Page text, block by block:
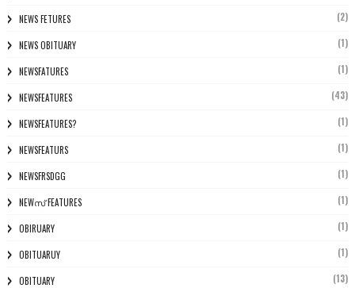
NEWS FETURES (2)
NEWS OBITUARY (1)
NEWSFATURES (1)
NEWSFEATURES (43)
NEWSFEATURES? (1)
NEWSFEATURS (1)
NEWSFRSDGG (1)
NEWസ് FEATURES (1)
OBIRUARY (1)
OBITUARUY (1)
OBITUARY (13)